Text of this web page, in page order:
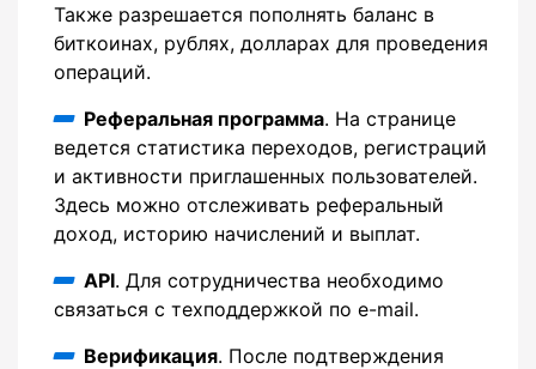
Также разрешается пополнять баланс в
биткоинах, рублях, долларах для проведения
операций.
Реферальная программа. На странице
ведется статистика переходов, регистраций
и активности приглашенных пользователей.
Здесь можно отслеживать реферальный
доход, историю начислений и выплат.
API. Для сотрудничества необходимо
связаться с техподдержкой по e-mail.
Верификация. После подтверждения